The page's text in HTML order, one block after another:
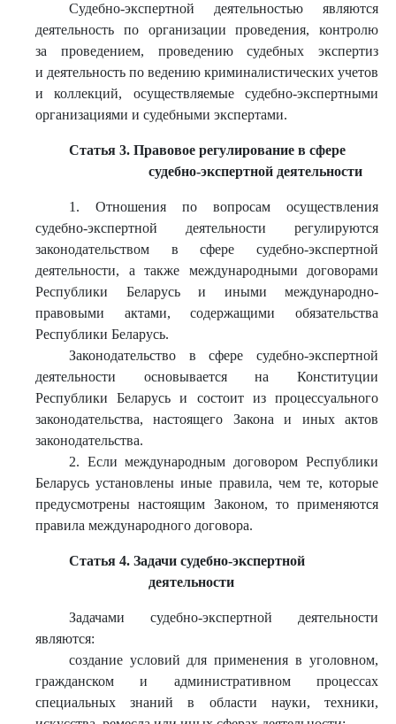
Судебно-экспертной деятельностью являются
деятельность по организации проведения, контролю
за проведением, проведению судебных экспертиз
и деятельность по ведению криминалистических учетов
и коллекций, осуществляемые судебно-экспертными
организациями и судебными экспертами.
Статья 3. Правовое регулирование в сфере
судебно-экспертной деятельности
1. Отношения по вопросам осуществления
судебно-экспертной деятельности регулируются
законодательством в сфере судебно-экспертной
деятельности, а также международными договорами
Республики Беларусь и иными международно-
правовыми актами, содержащими обязательства
Республики Беларусь.
Законодательство в сфере судебно-экспертной
деятельности основывается на Конституции
Республики Беларусь и состоит из процессуального
законодательства, настоящего Закона и иных актов
законодательства.
2. Если международным договором Республики
Беларусь установлены иные правила, чем те, которые
предусмотрены настоящим Законом, то применяются
правила международного договора.
Статья 4. Задачи судебно-экспертной
деятельности
Задачами судебно-экспертной деятельности
являются:
создание условий для применения в уголовном,
гражданском и административном процессах
специальных знаний в области науки, техники,